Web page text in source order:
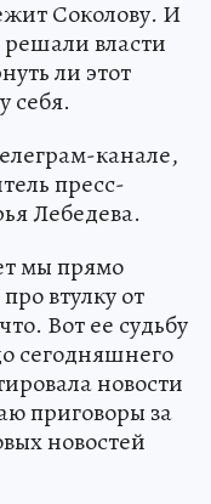
Соколову. И
решали власти
ли этот
себя.
канале,
пресс-
Лебедева.
мы прямо
втулку от
Вот ее судьбу
сегодняшнего
новости
приговоры за
новостей